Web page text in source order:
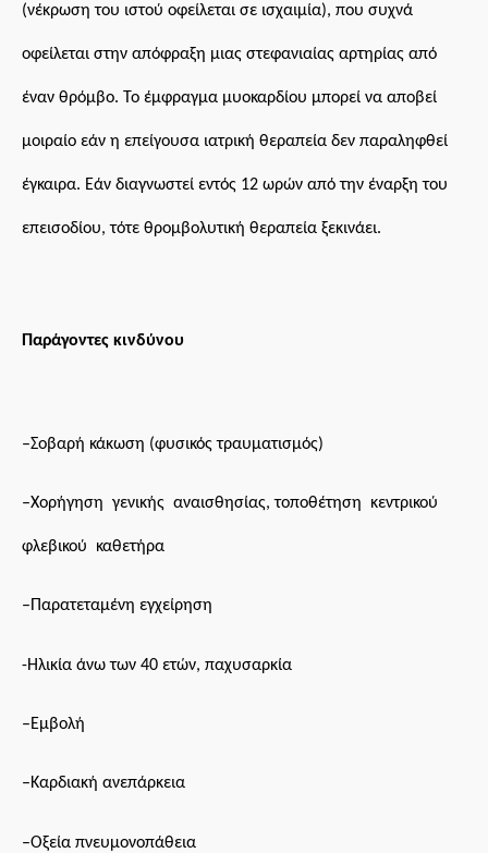
(νέκρωση του ιστού οφείλεται σε ισχαιμία), που συχνά
οφείλεται στην απόφραξη μιας στεφανιαίας αρτηρίας από
έναν θρόμβο. Το έμφραγμα μυοκαρδίου μπορεί να αποβεί
μοιραίο εάν η επείγουσα ιατρική θεραπεία δεν παραληφθεί
έγκαιρα. Εάν διαγνωστεί εντός 12 ωρών από την έναρξη του
επεισοδίου, τότε θρομβολυτική θεραπεία ξεκινάει.
Παράγοντες κινδύνου
–Σοβαρή κάκωση (φυσικός τραυματισμός)
–Χορήγηση γενικής αναισθησίας, τοποθέτηση κεντρικού
φλεβικού καθετήρα
–Παρατεταμένη εγχείρηση
-Ηλικία άνω των 40 ετών, παχυσαρκία
–Εμβολή
–Καρδιακή ανεπάρκεια
–Οξεία πνευμονοπάθεια